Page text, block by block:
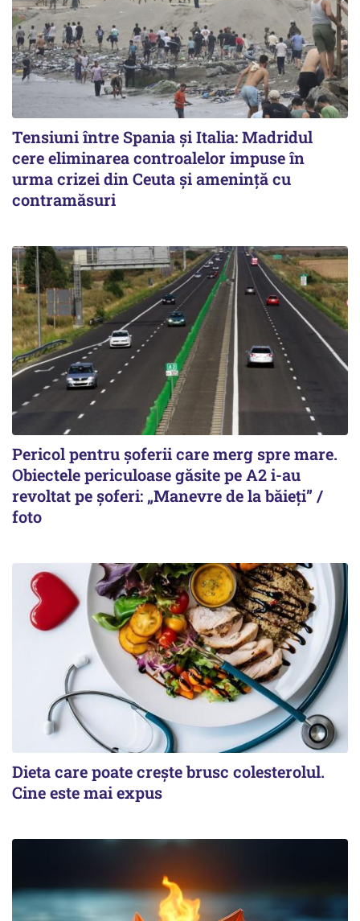
Tensiuni între Spania și Italia: Madridul
cere eliminarea controalelor impuse în
urma crizei din Ceuta și amenință cu
contramăsuri
Pericol pentru șoferii care merg spre mare.
Obiectele periculoase găsite pe A2 i-au
revoltat pe șoferi: „Manevre de la băieți” /
foto
Dieta care poate crește brusc colesterolul.
Cine este mai expus